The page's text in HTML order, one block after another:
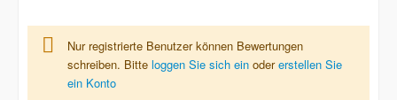
Nur registrierte Benutzer können Bewertungen
schreiben. Bitte loggen Sie sich ein odererstellen Sie
ein Konto